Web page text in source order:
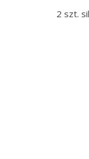
2 szt.